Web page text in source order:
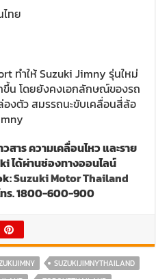
ทย
ทำให้ Suzuki Jimny รุ่นใหม่
น โดยยังคงเอกลักษณ์ของรถ
งตัว สมรรถนะขับเคลื่อนสี่ล้อ
าร ความเคลื่อนไหว และราย
ได้ผ่านช่องทางออนไลน์
Suzuki Motor Thailand
ทร. 1800-600-900
SUZUKIJIMNYTHAILAND